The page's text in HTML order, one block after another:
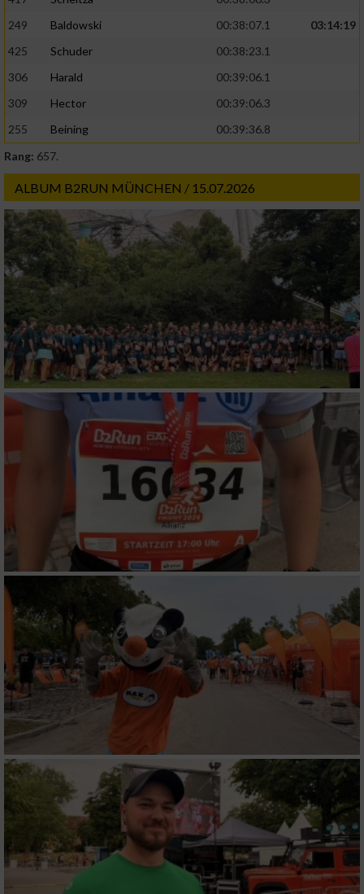
249
Baldowski 00:38:07.1
03:14:19
425
Schuder
00:38:23.1
306
Harald
00:39:06.1
309
Hector
00:39:06.3
255
Beining
00:39:36.8
Rang: 657.
ALBUM B2RUN MÜNCHEN / 15.07.2026
Erstellung von Profilen zur Personalisierung
Verwendung von Profilen zur Auswahl
Messung der Werbeleistung
Messung der Performance von Inhalten
Analyse von Zielgruppen durch Statistiken
oder Kombinationen von Daten aus
verschiedenen Quellen
Entwicklung und Verbesserung der Angebote
Verwendung reduzierter Daten zur Auswahl
von Inhalten
IAB-Besonderheiten:
Verwendung genauer Standortdaten
Geräte anhand von aktiv angeforderten
Informationen identifizieren
Nicht-IAB-Verarbeitungszwecke:
Performance
Werbung